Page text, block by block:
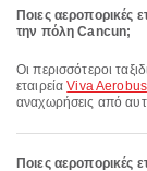
Ποιες αεροπορικές
την πόλη Cancun;
Οι περισσότεροι ταξιδιώτες από το Cancun πετούν με την αεροπορική
εταιρείαViva Aerobus
αναχωρήσεις από
Ποιες αεροπορικές